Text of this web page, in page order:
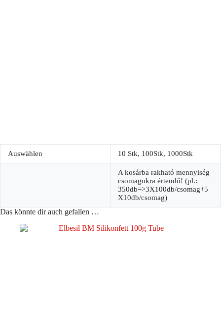
Auswählen 10 Stk, 100Stk, 1000Stk
A kosárba rakható mennyiség
csomagokra értendő! (pl.:
350db=>3X100db/csomag+5
X10db/csomag)
Das könnte dir auch gefallen …